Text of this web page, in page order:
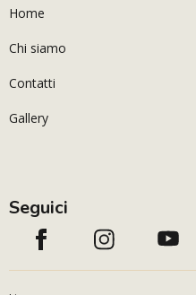
Home
Chi siamo
Contatti
Gallery
Seguici